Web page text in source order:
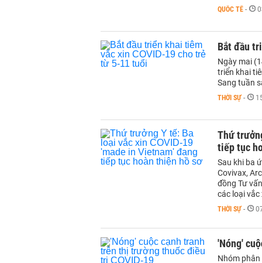
QUỐC TẾ -
Bắt đầu
Ngày mai
triển khai
Sang tuần
THỜI SỰ -
Thứ
tiếp tục
Sau khi ba
Covivax,
đồng Tư
các loại vắc
THỜI SỰ -
'Nóng'
Nhóm